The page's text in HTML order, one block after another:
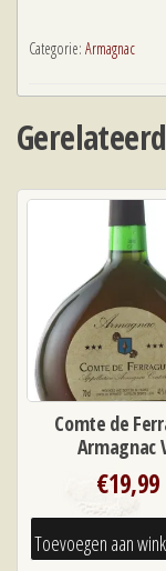
Categorie: Armagnac
Comte de
Armagnac
€19,99
Toevoegen aan